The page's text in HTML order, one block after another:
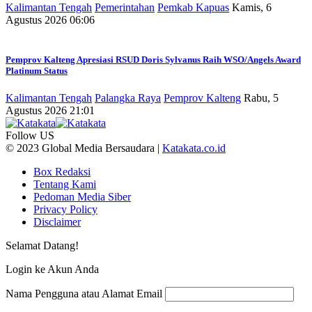
Kalimantan Tengah Pemerintahan Pemkab Kapuas Kamis, 6
Agustus 2026 06:06
Pemprov Kalteng Apresiasi RSUD Doris Sylvanus Raih WSO/Angels Award
Platinum Status
Kalimantan Tengah Palangka Raya Pemprov Kalteng Rabu, 5
Agustus 2026 21:01
Follow US
© 2023 Global Media Bersaudara | Katakata.co.id
Box Redaksi
Tentang Kami
Pedoman Media Siber
Privacy Policy
Disclaimer
Selamat Datang!
Login ke Akun Anda
Nama Pengguna atau Alamat Email